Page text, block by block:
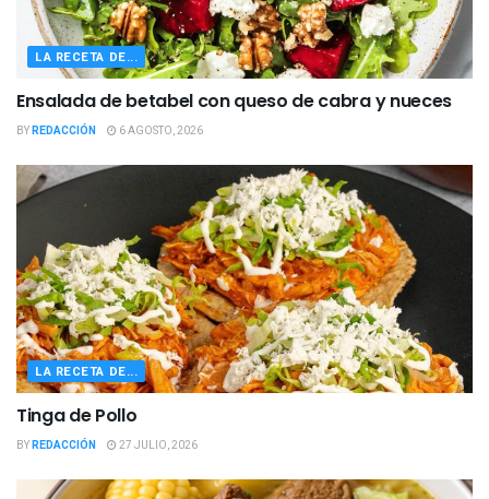
LA RECETA DE...
Ensalada de betabel con queso de cabra y nueces
BYREDACCIÓN 6 AGOSTO, 2026
LA RECETA DE...
Tinga de Pollo
BYREDACCIÓN 27 JULIO, 2026